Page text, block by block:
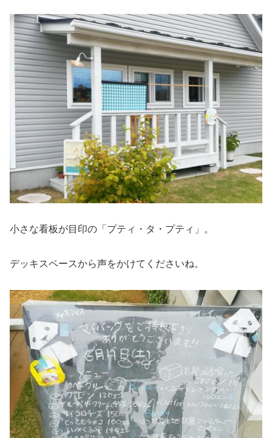
小さな看板が目印の「プティ・タ・プティ」。
デッキスペースから声をかけてくださいね。